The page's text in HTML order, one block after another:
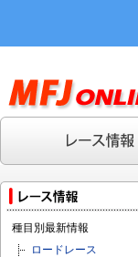
種目別最新情報
ロードレース